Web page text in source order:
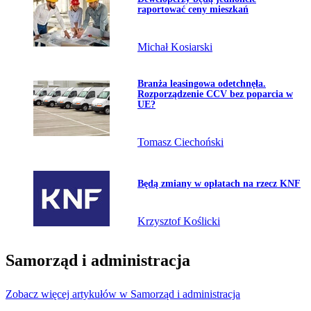
raportować ceny mieszkań
Michał Kosiarski
Przejdź do artykułu:
Branża leasingowa odetchnęła.
Rozporządzenie CCV bez poparcia w
UE?
Tomasz Ciechoński
Przejdź do artykułu:
Będą zmiany w opłatach na rzecz KNF
Krzysztof Koślicki
Samorząd i administracja
Zobacz więcej artykułów w Samorząd i administracja